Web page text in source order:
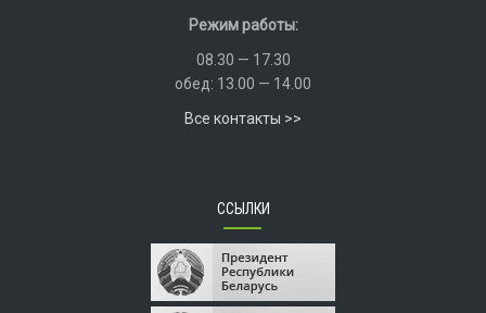
Режим работы:
08.30 — 17.30
обед: 13.00 — 14.00
Все контакты >>
ССЫЛКИ